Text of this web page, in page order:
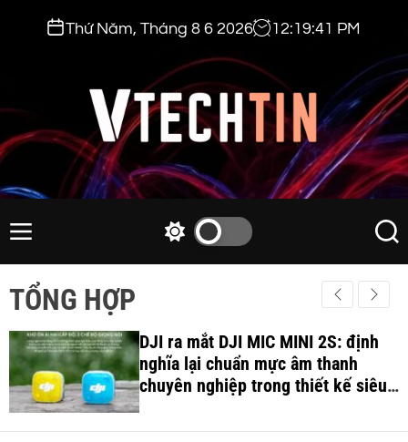
t
o
c
o
e
Thứ Năm, Tháng 8 6 2026 12:19:42 PM
v
c
h
t
i
n
.
c
M
e
w
h
c
o
S
e
a
r
h
TỔNG HỢP
DJI ra mắt DJI MIC MINI 2S: định
nghĩa lại chuẩn mực âm thanh
chuyên nghiệp trong thiết kế siêu
nhẹ 12Gram và khả năng ghi âm
32-BIT FLOAT mạnh mẽ